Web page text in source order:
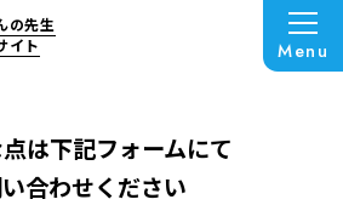
の先生
イト
Menu
は終了いたしました
は下記フォームにて
合わせください